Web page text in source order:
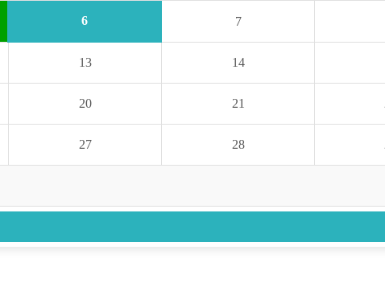
6 7
13 14
20 21
27 28